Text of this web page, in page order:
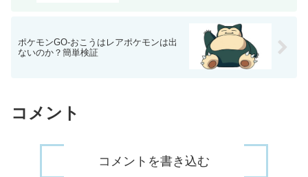
ポケモンGO-おこうはレアポケモンは出
ないのか？簡単検証
コメント
コメントを書き込む